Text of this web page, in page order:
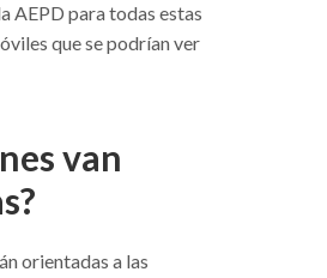
AEPD para todas estas
que se podrían ver
van
orientadas a las